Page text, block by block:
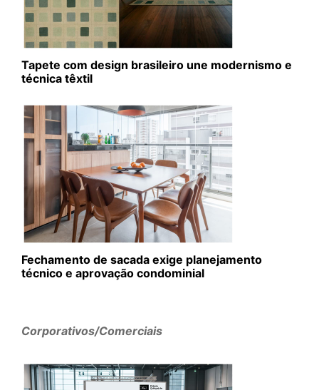
Tapete com design brasileiro une modernismo e
técnica têxtil
Fechamento de sacada exige planejamento
técnico e aprovação condominial
Corporativos/Comerciais